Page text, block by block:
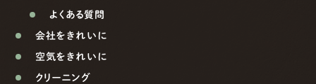
よくある質問
会社をきれいに
空気をきれいに
クリーニング